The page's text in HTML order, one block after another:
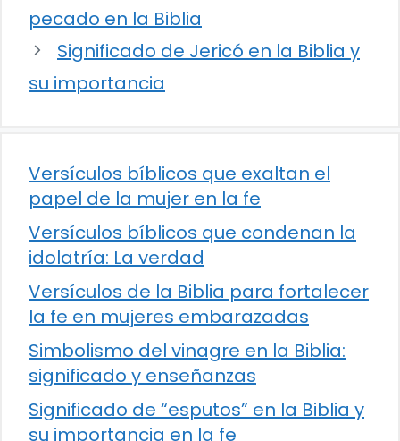
pecado en la Biblia
Significado de Jericó en la Biblia y
su importancia
Versículos bíblicos que exaltan el
papel de la mujer en la fe
Versículos bíblicos que condenan la
idolatría: La verdad
Versículos de la Biblia para fortalecer
la fe en mujeres embarazadas
Simbolismo del vinagre en la Biblia:
significado y enseñanzas
Significado de “esputos” en la Biblia y
su importancia en la fe